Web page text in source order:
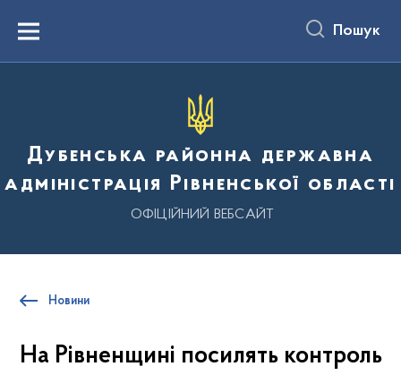
вмістуMenu Пошук
Дубенська районна державна
адміністрація Рівненської області
ОФІЦІЙНИЙ ВЕБСАЙТ
Новини
На Рівненщині посилять контроль